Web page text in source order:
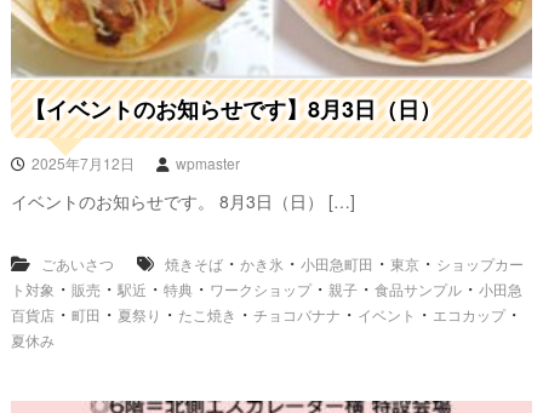
【イベントのお知らせです】8月3日（日）
2025年7月12日 wpmaster
イベントのお知らせです。 8月3日（日） […]
ごあいさつ 焼きそば・ かき氷 ・ 小田急町田 ・ 東京・ ショップカー
ト対象 ・ 販売 ・ 駅近 ・ 特典・ ワークショップ・ 親子・ 食品サンプル・ 小田急
百貨店・ 町田 ・ 夏祭り ・ たこ焼き ・ チョコバナナ ・ イベント ・ エコカップ・
夏休み